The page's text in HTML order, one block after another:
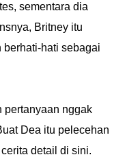
sementara dia
Britney itu
berhati-hati sebagai
pertanyaan nggak
Dea itu pelecehan
detail di sini.